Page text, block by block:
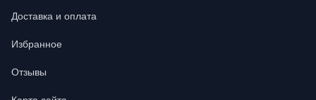
Доставка и оплата
Избранное
Отзывы